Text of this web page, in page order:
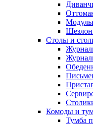
Столы и
Комоды и
Тумба